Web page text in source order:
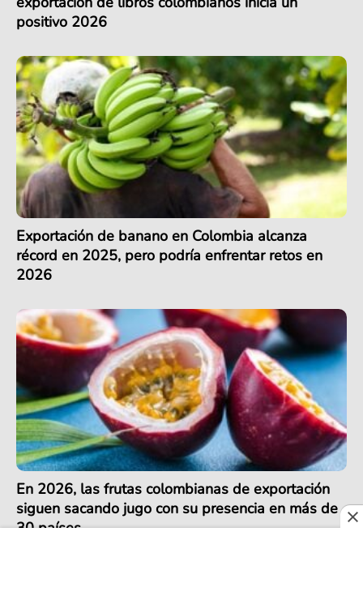
positivo 2026
Exportación de banano en Colombia alcanza
récord en 2025, pero podría enfrentar retos en
2026
En 2026, las frutas colombianas de exportación
siguen sacando jugo con su presencia en más de
30 países